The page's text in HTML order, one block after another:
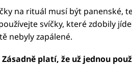
na rituál musí být panenské,
svíčky, které zdobily
nebyly zapálené.
Zásadně platí, že už jednou